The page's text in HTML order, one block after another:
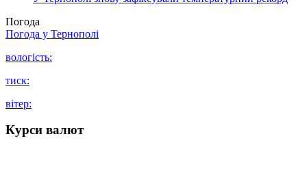
Погода
Погода у Тернополі
вологість:
тиск:
вітер:
Курси валют